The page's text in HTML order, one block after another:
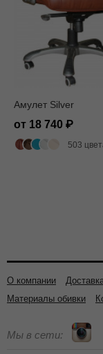
Амулет Silver
от 18 740
503
О компании
Материалы обивки
Мы в сети: